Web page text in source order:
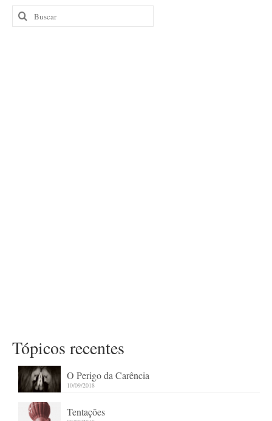
Buscar
por:
Tópicos recentes
O Perigo da Carência
10/09/2018
Tentações